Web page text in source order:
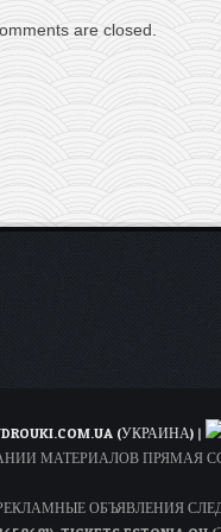
are closed.
(УКРАИНА) |
МАТЕРИАЛОВ ПРЯМАЯ
ОБЪЯВЛЕНИЯ